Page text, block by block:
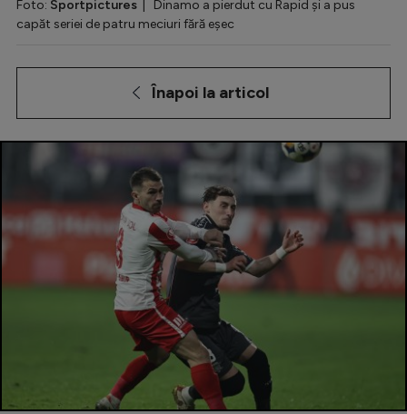
Diverse
Champions League
Europa League
Conference League
CM 2026
Premier League
LaLiga
Serie A
Bundesliga
Foto: Sportpictures | Dinamo a pierdut cu Rapid și a pus
capăt seriei de patru meciuri fără eșec
Înapoi la articol